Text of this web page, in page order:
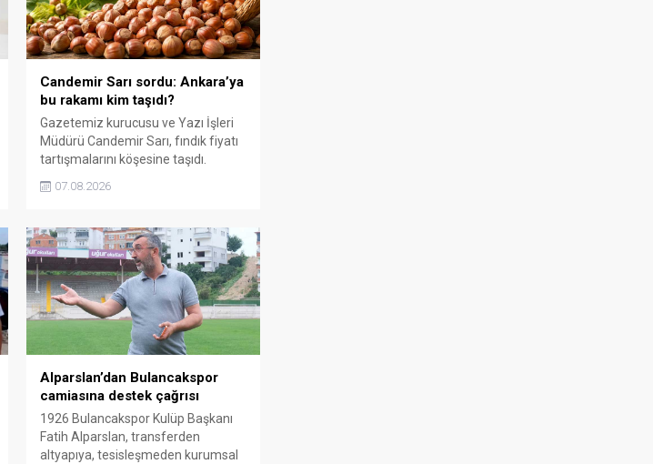
Candemir Sarı sordu: Ankara’ya
bu rakamı kim taşıdı?
Gazetemiz kurucusu ve Yazı İşleri
Müdürü Candemir Sarı, fındık fiyatı
tartışmalarını köşesine taşıdı.
ulaştığı bir dönemde Ankara’ya 240
iddiasını gündeme getiren Sarı,
Giresun milletvekillerini açık ve net
bir cevap vermeye çağırdı.
07.08.2026
Alparslan’dan Bulancakspor
camiasına destek çağrısı
1926 Bulancakspor Kulüp Başkanı
Fatih Alparslan, transferden
altyapıya, tesisleşmeden kurumsal